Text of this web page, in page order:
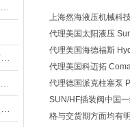
上海然海液压机械科
代理美国太阳液压
代理美国海德福斯
代理美国科迈拓
代理德国派克柱塞泵
SUN/HF插装阀中国
格与交货期方面均有